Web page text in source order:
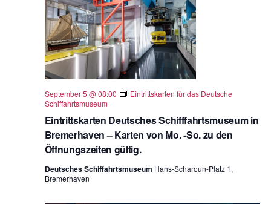
Eintrittskarten Deutsches Schifffahrtsmuseum in
Bremerhaven – Karten von Mo. -So. zu den
Öffnungszeiten gültig.
September 5 @ 08:00
Eintrittskarten für das Deutsche
Schiffahrtsmuseum
Deutsches Schiffahrtsmuseum Hans-Scharoun-Platz 1,
Bremerhaven